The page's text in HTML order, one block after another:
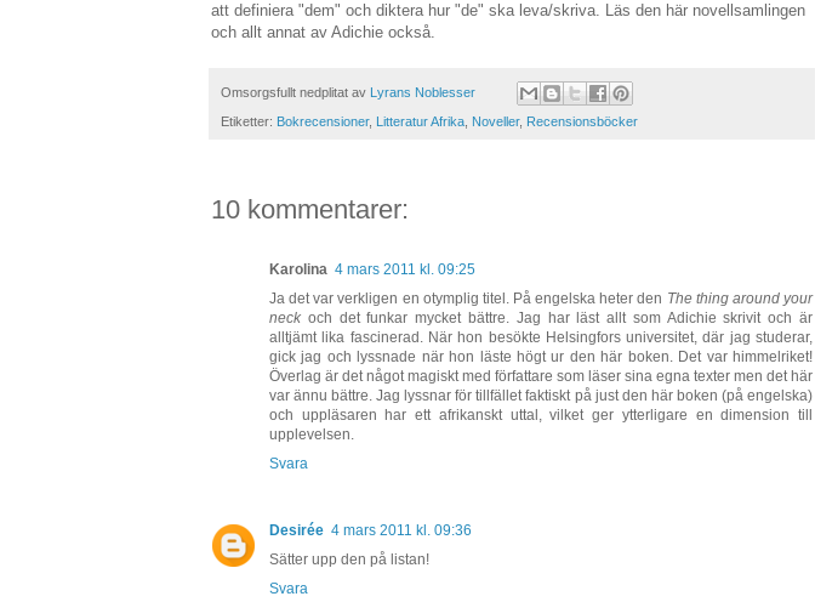
att definiera "dem" och diktera hur "de" ska leva/skriva. Läs den här novellsamlingen
och allt annat av Adichie också.
Omsorgsfullt nedplitat av Lyrans Noblesser
Etiketter: Bokrecensioner, Litteratur Afrika Noveller, Recensionsböcker
10 kommentarer:
Karolina 4 mars 2011 kl. 09:25
Ja det var verkligen en otymplig titel. På engelska heter den The thing around your
neck och det funkar mycket bättre. Jag har läst allt som Adichie skrivit och är
alltjämt lika fascinerad. När hon besökte Helsingfors universitet, där jag studerar,
gick jag och lyssnade när hon läste högt ur den här boken. Det var himmelriket!
Överlag är det något magiskt med författare som läser sina egna texter men det här
var ännu bättre. Jag lyssnar för tillfället faktiskt på just den här boken (på engelska)
och uppläsaren har ett afrikanskt uttal, vilket ger ytterligare en dimension till
upplevelsen.
Svara
Desirée 4 mars 2011 kl. 09:36
Sätter upp den på listan!
Svara